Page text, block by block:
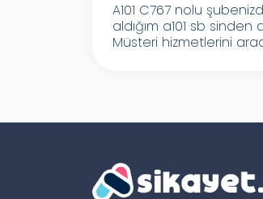
A101 C767 nolu
aldığım a101 sb
Müsteri hizmetlerini